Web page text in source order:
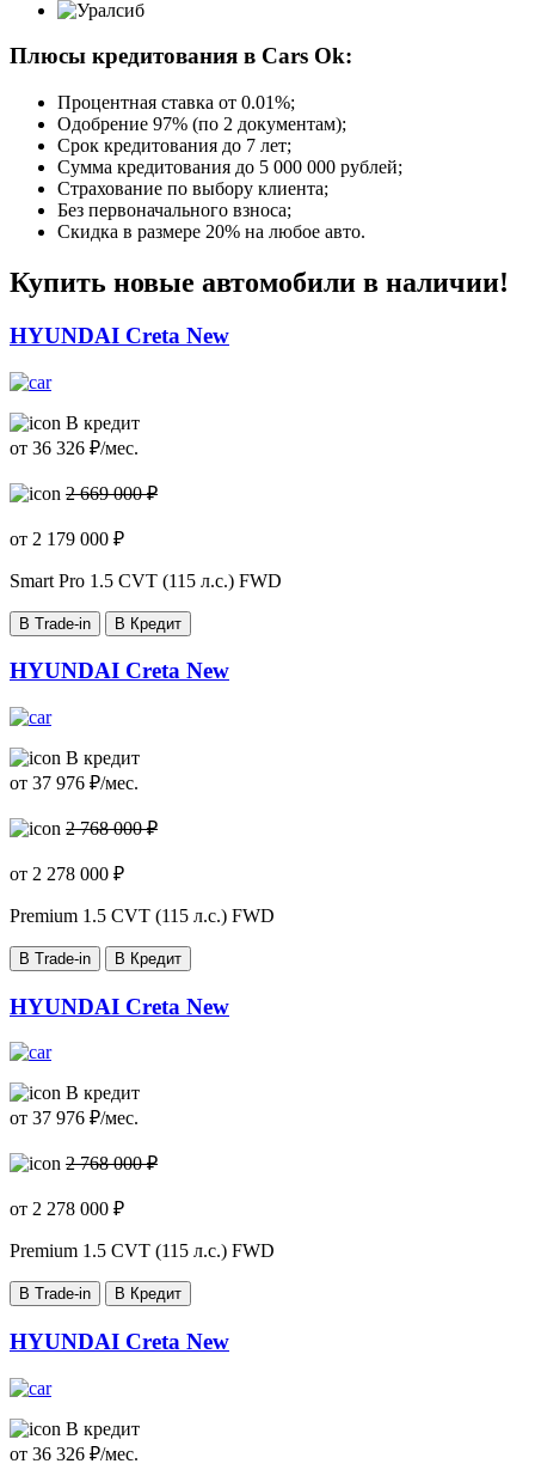
Плюсы кредитования в Cars Ok:
Процентная ставка от 0.01%;
Одобрение 97% (по 2 документам);
Срок кредитования до 7 лет;
Сумма кредитования до 5 000 000 рублей;
Страхование по выбору клиента;
Без первоначального взноса;
Скидка в размере 20% на любое авто.
Купить новые автомобили в наличии!
HYUNDAI Creta New
В кредит
от 36 326 ₽/мес.
2 669 000 ₽
от 2 179 000 ₽
Smart Pro 1.5 CVT (115 л.с.) FWD
В Trade-in В Кредит
HYUNDAI Creta New
В кредит
от 37 976 ₽/мес.
2 768 000 ₽
от 2 278 000 ₽
Premium 1.5 CVT (115 л.с.) FWD
В Trade-in В Кредит
HYUNDAI Creta New
В кредит
от 37 976 ₽/мес.
2 768 000 ₽
от 2 278 000 ₽
Premium 1.5 CVT (115 л.с.) FWD
В Trade-in В Кредит
HYUNDAI Creta New
В кредит
от 36 326 ₽/мес.